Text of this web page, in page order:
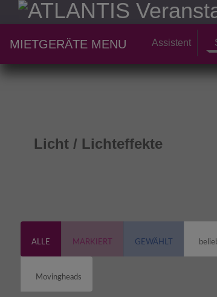
MIETGERÄTE MENU Assistent
Licht / Lichteffekte
ALLE MARKIERT GEWÄHLT
Movingheads